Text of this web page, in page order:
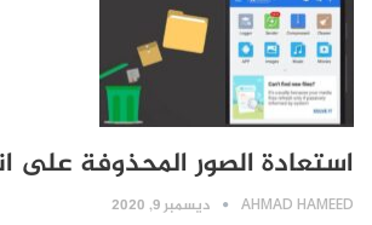
استعادة الصور المحذوفة على
AHMAD HAMEED ديسمبر 9, 2020